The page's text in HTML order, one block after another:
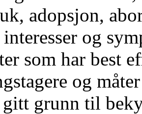
adopsjon,
og
som har best
og
grunn til